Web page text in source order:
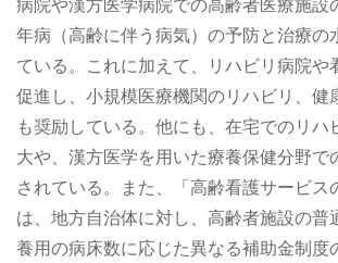
年病（高齢に伴う病気）の予防と治療の
ている。これに加えて、リハビリ病院や
促進し、小規模医療機関のリハビリ、健
も奨励している。他にも、在宅でのリハ
大や、漢方医学を用いた療養保健分野で
されている。また、「高齢看護サービス
は、地方自治体に対し、高齢者施設の普
養用の病床数に応じた異なる補助金制度